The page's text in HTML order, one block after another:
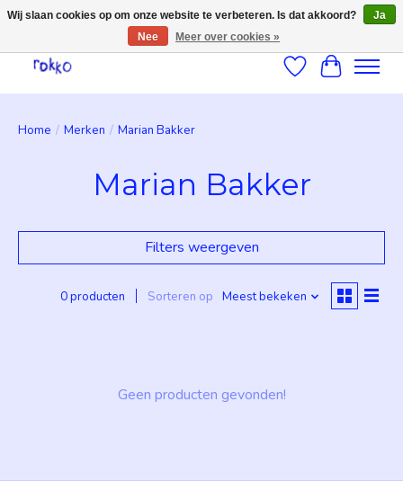
Verlanglijst
Home / Merken / Marian Bakker
Marian Bakker
Filters weergeven
0 producten Sorteren op Meest bekeken
Geen producten gevonden!
Wij slaan cookies op om onze website te verbeteren. Is dat akkoord?
Ja
Nee
Meer over cookies »